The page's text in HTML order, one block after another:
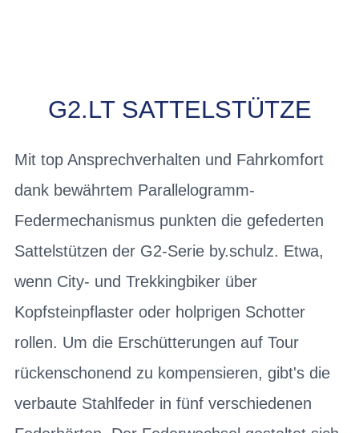
G2.LT SATTELSTÜTZE
Mit top Ansprechverhalten und Fahrkomfort
dank bewährtem Parallelogramm-
Federmechanismus punkten die gefederten
Sattelstützen der G2-Serie by.schulz. Etwa,
wenn City- und Trekkingbiker über
Kopfsteinpflaster oder holprigen Schotter
rollen. Um die Erschütterungen auf Tour
rückenschonend zu kompensieren, gibt's die
verbaute Stahlfeder in fünf verschiedenen